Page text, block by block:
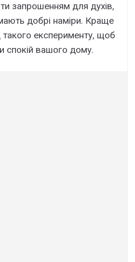
запрошенням для духів,
добрі наміри. Краще
такого експерименту, щоб
спокій вашого дому.